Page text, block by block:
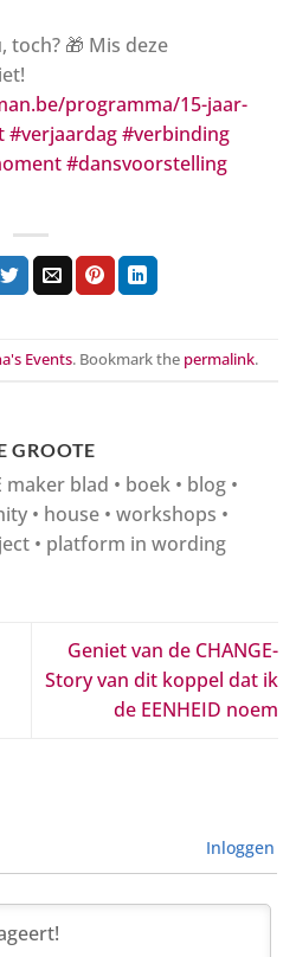
toch? 🎁 Mis deze
programma/15-jaar-
#verjaardag#verbinding
#dansvoorstelling
Events. Bookmark the permalink.
GROOTE
maker blad • boek • blog •
• house • workshops •
• platform in wording
Geniet van de CHANGE-
Story van dit koppel dat ik
de EENHEID noem
Inloggen